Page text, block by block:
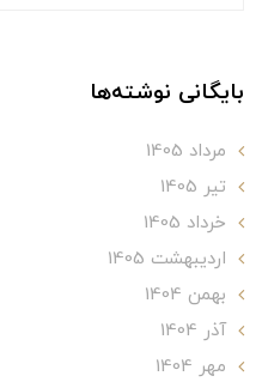
بایگانی نوشته‌ها
مرداد 1405
تير 1405
خرداد 1405
ارديبهشت 1405
بهمن 1404
آذر 1404
مهر 1404